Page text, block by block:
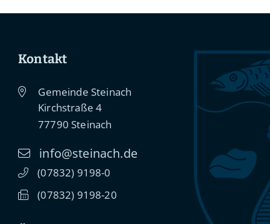
Kontakt
Gemeinde Steinach
Kirchstraße 4
77790 Steinach
info@steinach.de
(07832) 91 98-0
(07832) 91 98-20